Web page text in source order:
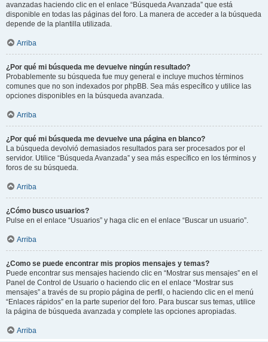
avanzadas haciendo clic en el enlace “Búsqueda Avanzada” que está
disponible en todas las páginas del foro. La manera de acceder a la búsqueda
depende de la plantilla utilizada.
Arriba
¿Por qué mi búsqueda me devuelve ningún resultado?
Probablemente su búsqueda fue muy general e incluye muchos términos
comunes que no son indexados por phpBB. Sea más específico y utilice las
opciones disponibles en la búsqueda avanzada.
Arriba
¿Por qué mi búsqueda me devuelve una página en blanco?
La búsqueda devolvió demasiados resultados para ser procesados por el
servidor. Utilice “Búsqueda Avanzada” y sea más específico en los términos y
foros de su búsqueda.
Arriba
¿Cómo busco usuarios?
Pulse en el enlace “Usuarios” y haga clic en el enlace “Buscar un usuario”.
Arriba
¿Como se puede encontrar mis propios mensajes y temas?
Puede encontrar sus mensajes haciendo clic en “Mostrar sus mensajes” en el
Panel de Control de Usuario o haciendo clic en el enlace “Mostrar sus
mensajes” a través de su propio página de perfil, o haciendo clic en el menú
“Enlaces rápidos” en la parte superior del foro. Para buscar sus temas, utilice
la página de búsqueda avanzada y complete las opciones apropiadas.
Arriba